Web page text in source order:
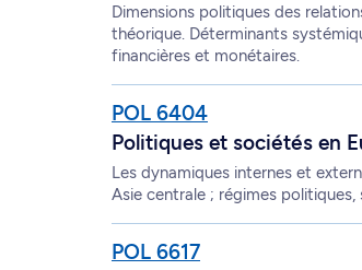
Dimensions politiques des
théorique. Déterminants
financières et monétaires.
POL 6404
Politiques et sociétés en
Les dynamiques internes et
Asie centrale ; régimes
POL 6617